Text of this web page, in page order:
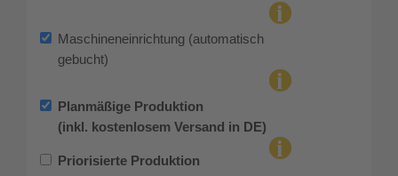
Maschineneinrichtung (automatisch
gebucht)
Planmäßige Produktion
(inkl. kostenlosem Versand in DE)
Priorisierte Produktion